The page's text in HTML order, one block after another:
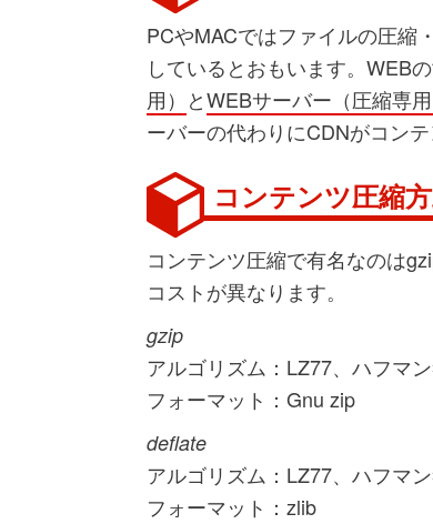
PCやMACではファイルの圧縮
しているとおもいます。WEB
用） とWEBサーバー（圧縮専用
ーバーの代わりにCDNがコン
コンテンツ圧縮
コンテンツ圧縮で有名なのは
コストが異なります。
gzip
アルゴリズム：LZ77、ハフマ
フォーマット：Gnu zip
deflate
アルゴリズム：LZ77、ハフマ
フォーマット：zlib